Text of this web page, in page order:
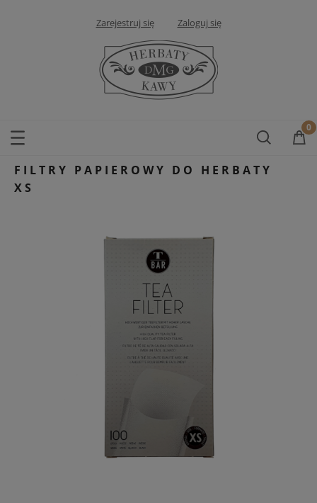
Zarejestruj się Zaloguj się
FILTRY PAPIEROWY DO HERBATY
XS